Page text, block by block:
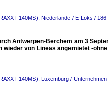
F140MS) Niederlande / E-Loks / 186
Antwerpen-Berchem am 3
von Lineas angemietet -
F140MS) Luxemburg /